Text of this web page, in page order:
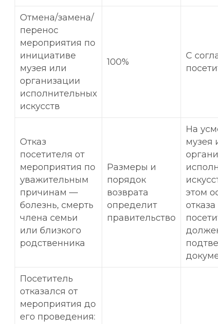
Отмена/замена/
перенос
мероприятия по
инициативе
музея или
организации
исполнительных
искусств
100%
С
Отказ
посетителя от
мероприятия по
уважительным
причинам —
болезнь, смерть
члена семьи
или близкого
родственника
Размеры и
порядок
возврата
определит
правительство
На
музея
этом
отказа
Посетитель
отказался от
мероприятия до
его проведения: